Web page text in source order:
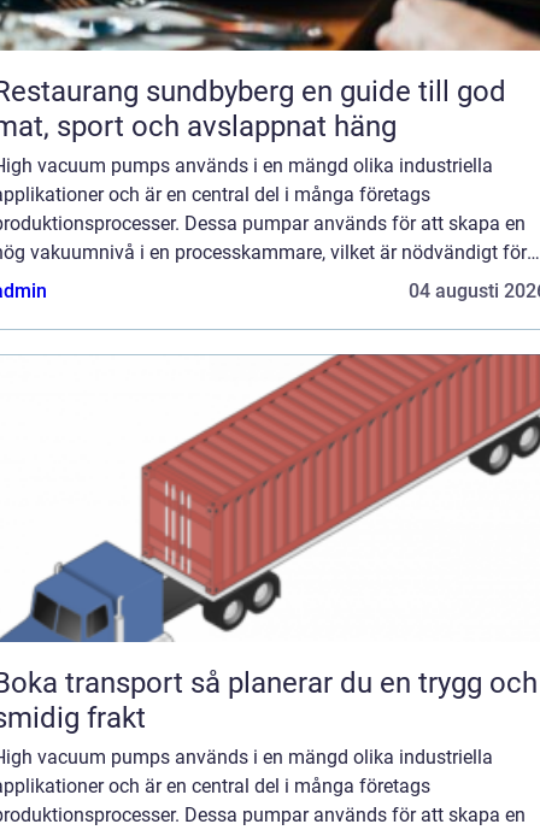
sundbyberg en guide till god
sport och avslappnat häng
vacuum pumps används i en mängd olika industriella
och är en central del i många företags
Dessa pumpar används för att skapa en
vakuumnivå i en processkammare, vilket är nödvändigt för
producera högkva...
04 augusti
transport så planerar du en trygg och
frakt
vacuum pumps används i en mängd olika industriella
och är en central del i många företags
Dessa pumpar används för att skapa en